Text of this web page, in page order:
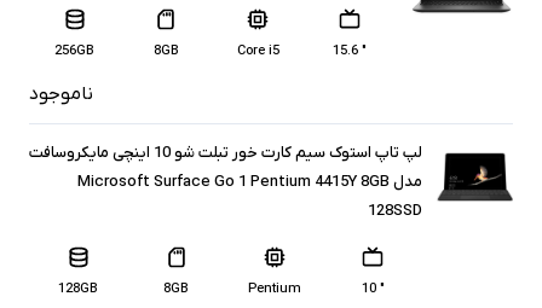
" 15.6
Core i5
8GB
256GB
ناموجود
لپ تاپ استوک سیم کارت خور تبلت شو 10 اینچی مایکروسافت
مدل Microsoft Surface Go 1 Pentium 4415Y 8GB
128SSD
" 10
Pentium
8GB
128GB